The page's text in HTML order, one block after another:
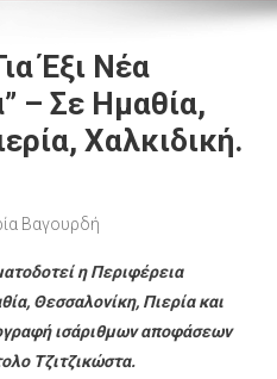
Έξι Νέα
– Σε Ημαθία,
Χαλκιδική.
Βαγουρδή
η Περιφέρεια
Θεσσαλονίκη, Πιερία και
ισάριθμων αποφάσεων
Τζιτζικώστα.